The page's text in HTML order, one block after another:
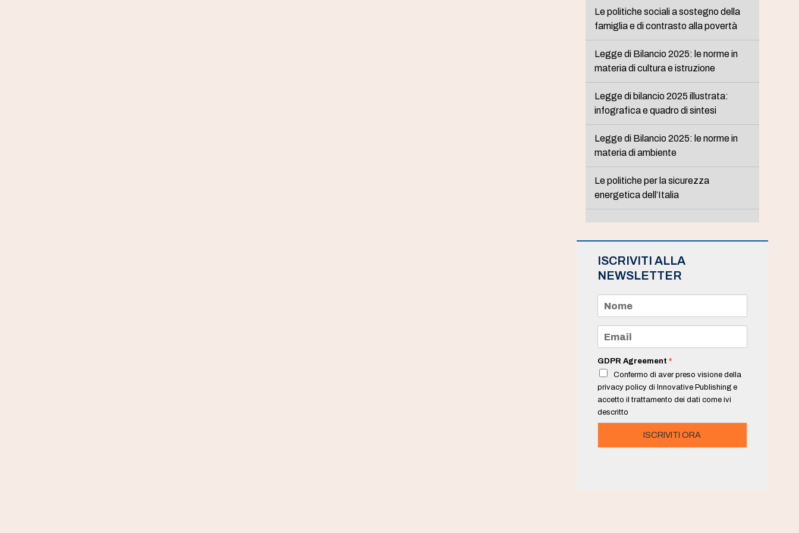
Le politiche sociali a sostegno della
famiglia e di contrasto alla povertà
Legge di Bilancio 2025: le norme in
materia di cultura e istruzione
Legge di bilancio 2025 illustrata:
infografica e quadro di sintesi
Legge di Bilancio 2025: le norme in
materia di ambiente
Le politiche per la sicurezza
energetica dell’Italia
ISCRIVITI ALLA
NEWSLETTER
m
e
a
i
*
GDPR Agreement *
Confermo di aver preso visione della
privacy policy di Innovative Publishing e
accetto il trattamento dei dati come ivi
descritto
ISCRIVITI ORA